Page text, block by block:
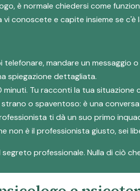
è normale chiedersi come
conoscete e capite insieme se c'è
telefonare, mandare un messaggio
spiegazione dettagliata.
Tu racconti la tua
o spaventoso: è una
ti dà un suo primo
non è il professionista giusto, sei
professionale. Nulla di ciò